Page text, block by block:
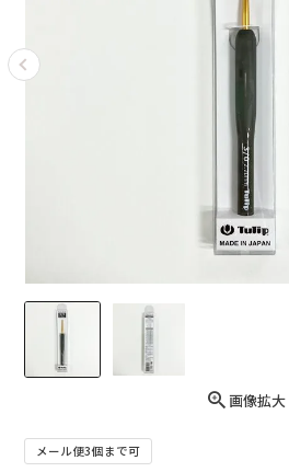
画像拡大
メール便3個まで可